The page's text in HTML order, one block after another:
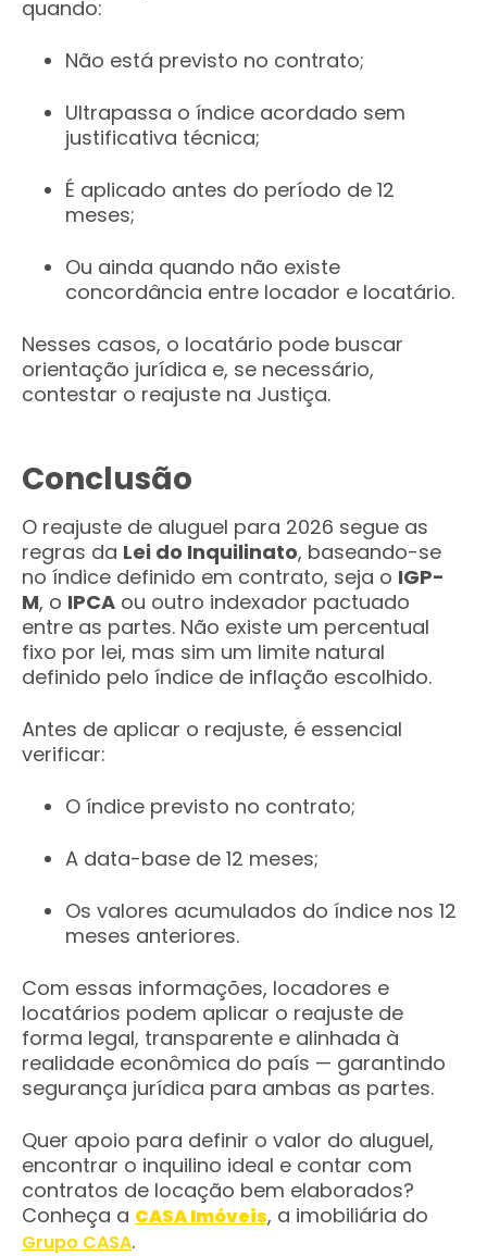
quando:
Não está previsto no contrato;
Ultrapassa o índice acordado sem
justificativa técnica;
É aplicado antes do período de 12
meses;
Ou ainda quando não existe
concordância entre locador e locatário.
Nesses casos, o locatário pode buscar
orientação jurídica e, se necessário,
contestar o reajuste na Justiça.
Conclusão
O reajuste de aluguel para 2026 segue as
regras da Lei do Inquilinato, baseando-se
no índice definido em contrato, seja o IGP-
M, o IPCA ou outro indexador pactuado
entre as partes. Não existe um percentual
fixo por lei, mas sim um limite natural
definido pelo índice de inflação escolhido.
Antes de aplicar o reajuste, é essencial
verificar:
O índice previsto no contrato;
A data-base de 12 meses;
Os valores acumulados do índice nos 12
meses anteriores.
Com essas informações, locadores e
locatários podem aplicar o reajuste de
forma legal, transparente e alinhada à
realidade econômica do país — garantindo
segurança jurídica para ambas as partes.
Quer apoio para definir o valor do aluguel,
encontrar o inquilino ideal e contar com
contratos de locação bem elaborados?
Conheça a CASA Imóveis, a imobiliária do
Grupo CASA.